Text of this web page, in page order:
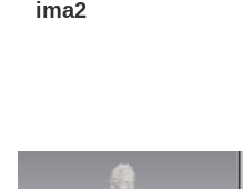
ima2